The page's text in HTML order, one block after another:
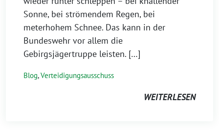
Sonne, bei strömendem Regen, bei
meterhohem Schnee. Das kann in der
Bundeswehr vor allem die
Gebirgsjägertruppe leisten. […]
Blog,Verteidigungsausschuss
WEITERLESEN